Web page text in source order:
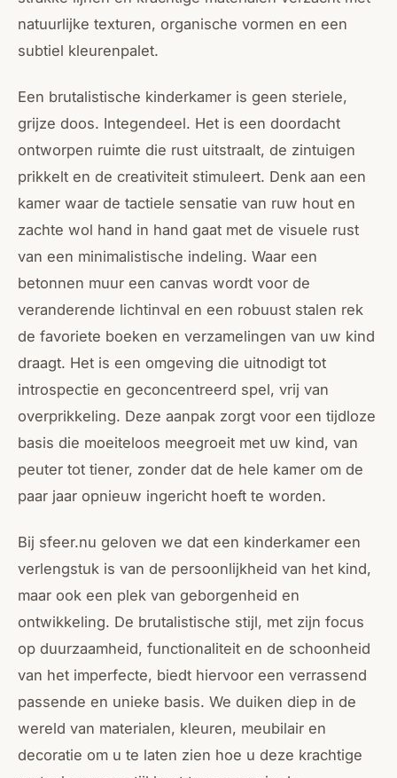
natuurlijke texturen, organische vormen en een
subtiel kleurenpalet.
Een brutalistische kinderkamer is geen steriele,
grijze doos. Integendeel. Het is een doordacht
ontworpen ruimte die rust uitstraalt, de zintuigen
prikkelt en de creativiteit stimuleert. Denk aan een
kamer waar de tactiele sensatie van ruw hout en
zachte wol hand in hand gaat met de visuele rust
van een minimalistische indeling. Waar een
betonnen muur een canvas wordt voor de
veranderende lichtinval en een robuust stalen rek
de favoriete boeken en verzamelingen van uw kind
draagt. Het is een omgeving die uitnodigt tot
introspectie en geconcentreerd spel, vrij van
overprikkeling. Deze aanpak zorgt voor een tijdloze
basis die moeiteloos meegroeit met uw kind, van
peuter tot tiener, zonder dat de hele kamer om de
paar jaar opnieuw ingericht hoeft te worden.
Bij sfeer.nu geloven we dat een kinderkamer een
verlengstuk is van de persoonlijkheid van het kind,
maar ook een plek van geborgenheid en
ontwikkeling. De brutalistische stijl, met zijn focus
op duurzaamheid, functionaliteit en de schoonheid
van het imperfecte, biedt hiervoor een verrassend
passende en unieke basis. We duiken diep in de
wereld van materialen, kleuren, meubilair en
decoratie om u te laten zien hoe u deze krachtige